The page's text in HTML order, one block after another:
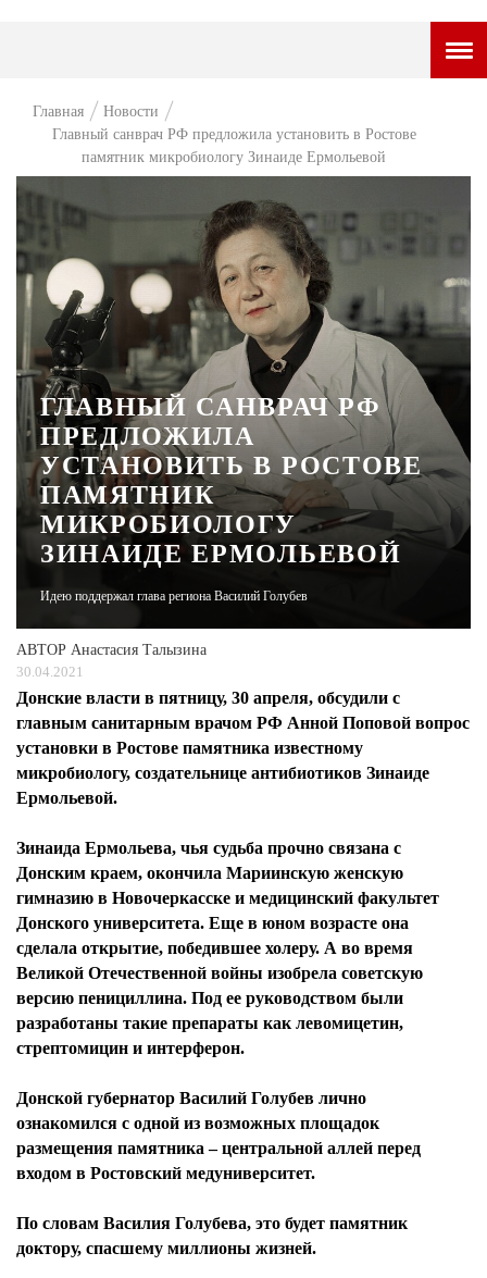
НОВОСТИ
ВОПРОС НЕДЕЛИ
ПРЕМЬЕРА
ТАМ И ТУТ
СТИЛЬ ЖИЗНИ
ХАЙП
ЧЕЛОВЕК ОСОБЕННЫЙ
КУЛЬТ ЕДЫ
АФИША
ЖУРНАЛ
Главная
Новости
Главный санврач РФ предложила установить в Ростове
памятник микробиологу Зинаиде Ермольевой
ГЛАВНЫЙ САНВРАЧ РФ
ПРЕДЛОЖИЛА
УСТАНОВИТЬ В РОСТОВЕ
ПАМЯТНИК
МИКРОБИОЛОГУ
ЗИНАИДЕ ЕРМОЛЬЕВОЙ
Идею поддержал глава региона Василий Голубев
АВТОР Анастасия Талызина
30.04.2021
Донские власти в пятницу, 30 апреля, обсудили с
главным санитарным врачом РФ Анной Поповой вопрос
установки в Ростове памятника известному
микробиологу, создательнице антибиотиков Зинаиде
Ермольевой.
Зинаида Ермольева, чья судьба прочно связана с
Донским краем, окончила Мариинскую женскую
гимназию в Новочеркасске и медицинский факультет
Донского университета. Еще в юном возрасте она
сделала открытие, победившее холеру. А во время
Великой Отечественной войны изобрела советскую
версию пенициллина. Под ее руководством были
разработаны такие препараты как левомицетин,
стрептомицин и интерферон.
Донской губернатор Василий Голубев лично
ознакомился с одной из возможных площадок
размещения памятника – центральной аллей перед
входом в Ростовский медуниверситет.
По словам Василия Голубева, это будет памятник
доктору, спасшему миллионы жизней.